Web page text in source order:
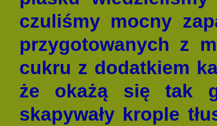
czuliśmy mocny
przygotowanych z
cukru z dodatkiem
że okażą się tak
skapywały krople